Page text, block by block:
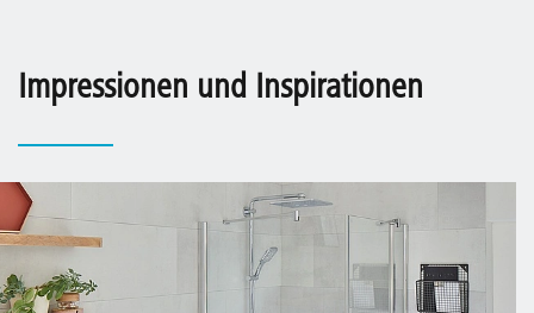
20 Jahre Ersatzteil-Nachkaufsicherheit nach Auslauf des
Impressionen und Inspirationen